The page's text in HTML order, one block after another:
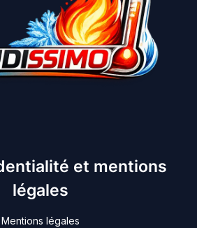
et mentions
légales
Mentions légales